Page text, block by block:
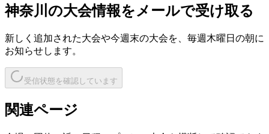
神奈川 の大会情報をメールで受け取る
新しく追加された大会や今週末の大会を、 毎週木曜日の朝に
お知らせします。
受信状態を確認しています
関連ページ